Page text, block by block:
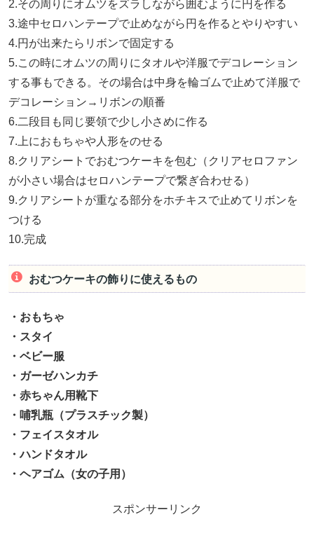
2.その周りにオムツをズラしながら囲むように円を作る
3.途中セロハンテープで止めながら円を作るとやりやすい
4.円が出来たらリボンで固定する
5.この時にオムツの周りにタオルや洋服でデコレーション
する事もできる。その場合は中身を輪ゴムで止めて洋服で
デコレーション→リボンの順番
6.二段目も同じ要領で少し小さめに作る
7.上におもちゃや人形をのせる
8.クリアシートでおむつケーキを包む（クリアセロファン
が小さい場合はセロハンテープで繋ぎ合わせる）
9.クリアシートが重なる部分をホチキスで止めてリボンを
つける
10.完成
おむつケーキの飾りに使えるもの
・おもちゃ
・スタイ
・ベビー服
・ガーゼハンカチ
・赤ちゃん用靴下
・哺乳瓶（プラスチック製）
・フェイスタオル
・ハンドタオル
・ヘアゴム（女の子用）
スポンサーリンク